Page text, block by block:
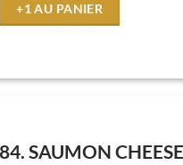
+1 AU PANIER
84. SAUMON